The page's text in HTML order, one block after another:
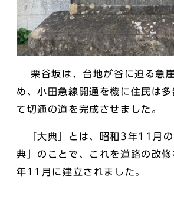
栗谷坂は、台地が谷に迫る急
め、小田急線開通を機に住民は
て切通の道を完成させました。
「大典」とは、昭和3年11月の
典」のことで、これを道路の改
年11月に建立されました。